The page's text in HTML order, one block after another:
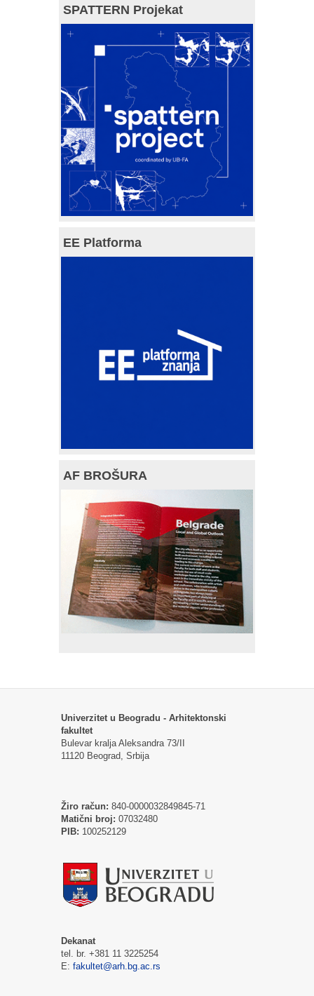
SPATTERN Projekat
EE Platforma
AF BROŠURA
Univerzitet u Beogradu - Arhitektonski
fakultet
Bulevar kralja Aleksandra 73/II
11120 Beograd, Srbija
Žiro račun: 840-0000032849845-71
Matični broj: 07032480
PIB: 100252129
Dekanat
tel. br. +381 11 3225254
E: fakultet@arh.bg.ac.rs